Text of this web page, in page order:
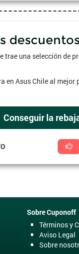
descuentos
trae una selección de
en Asus Chile al mejor
Conseguir la
Sobre Cuponoff
Términos y
Aviso Legal
Sobre